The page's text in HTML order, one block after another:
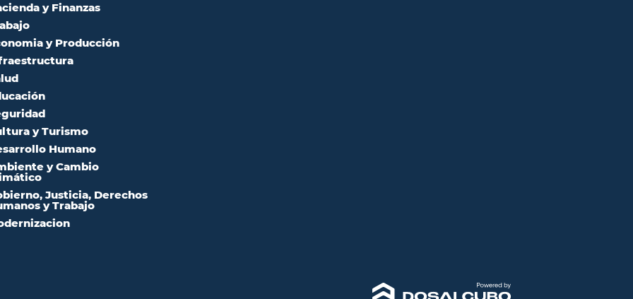
y Finanzas
y Producción
y Turismo
Humano
y Cambio
Justicia, Derechos
y Trabajo